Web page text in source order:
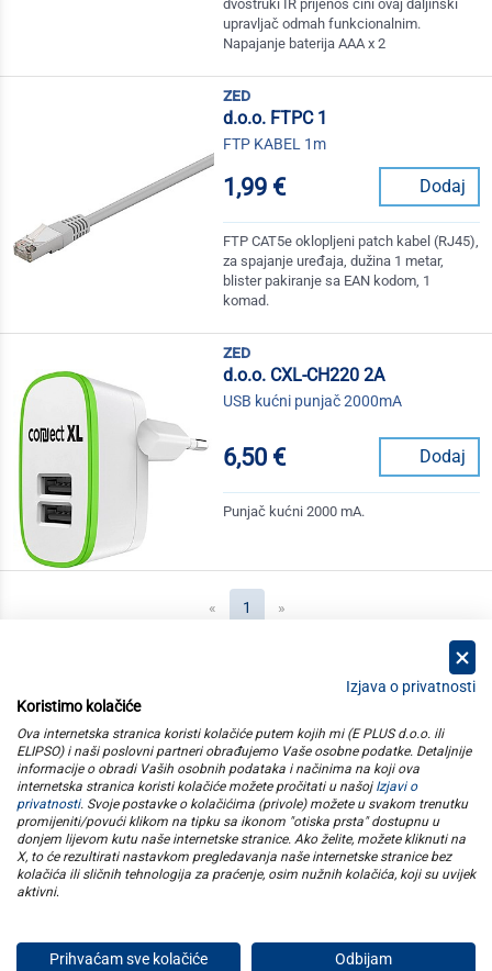
dvostruki IR prijenos čini ovaj daljinski
upravljač odmah funkcionalnim.
Napajanje baterija AAA x 2
zed
d.o.o. FTPC 1
FTP KABEL 1m
1,99 € Dodaj
FTP CAT5e oklopljeni patch kabel (RJ45),
za spajanje uređaja, dužina 1 metar,
blister pakiranje sa EAN kodom, 1
komad.
zed
d.o.o. CXL-CH220 2A
USB kućni punjač 2000mA
6,50 € Dodaj
Punjač kućni 2000 mA.
« 1 (current)
»
kategorije
elipso
informacije
pratite nas
Izjava o privatnosti
Koristimo kolačiće
Ova internetska stranica koristi kolačiće putem kojih mi (E PLUS d.o.o. ili
ELIPSO) i naši poslovni partneri obrađujemo Vaše osobne podatke. Detaljnije
informacije o obradi Vaših osobnih podataka i načinima na koji ova
internetska stranica koristi kolačiće možete pročitati u našoj Izjavi o
privatnosti. Svoje postavke o kolačićima (privole) možete u svakom trenutku
promijeniti/povući klikom na tipku sa ikonom "otiska prsta" dostupnu u
donjem lijevom kutu naše internetske stranice. Ako želite, možete kliknuti na
X, to će rezultirati nastavkom pregledavanja naše internetske stranice bez
kolačića ili sličnih tehnologija za praćenje, osim nužnih kolačića, koji su uvijek
aktivni.
Prihvaćam sve kolačiće Odbijam